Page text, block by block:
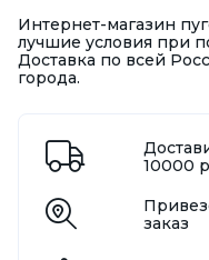
Интернет-магазин
лучшие условия при
Доставка по всей
города.
10000
заказ